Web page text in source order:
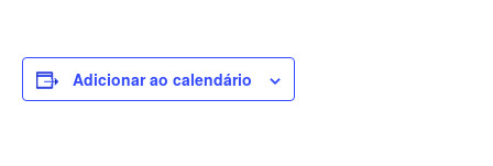
Adicionar ao calendário